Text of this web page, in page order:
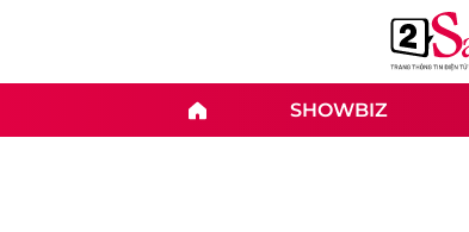
SHOWBIZ